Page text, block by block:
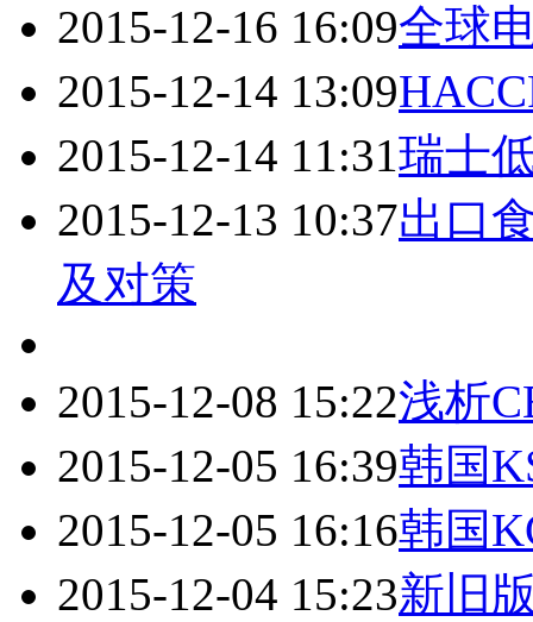
2015-12-16 16:09全球
2015-12-14 13:09
2015-12-14 11:31瑞士
2015-12-13 10:37出口
及对策
2015-12-08 15:22浅析
2015-12-05 16:39韩国
2015-12-05 16:16韩国
2015-12-04 15:23新旧